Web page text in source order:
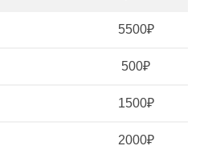
5500₽
500₽
1500₽
2000₽